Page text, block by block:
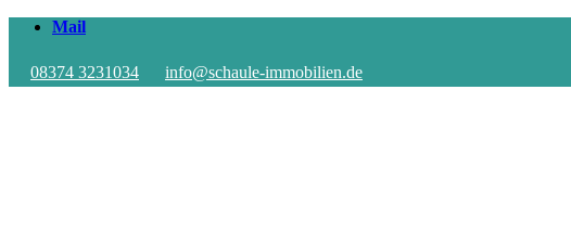
Mail
08374 3231034 info@schaule-immobilien.de